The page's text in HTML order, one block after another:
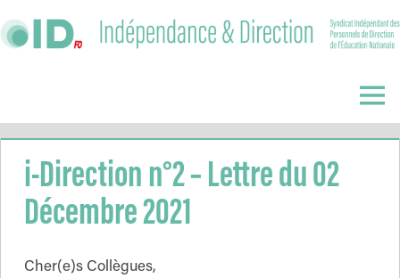
to
Direction
Menu
i-Direction n°2 – Lettre du 02
Décembre 2021
Cher(e)s Collègues,